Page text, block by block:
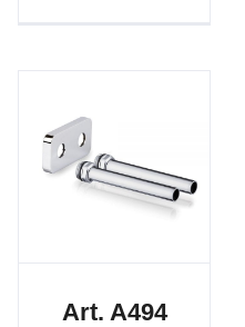
Art. A494